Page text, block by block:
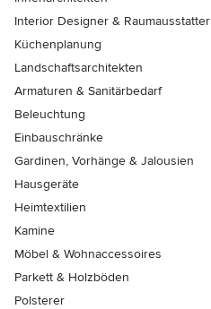
Interior Designer & Raumausstatter
Küchenplanung
Landschaftsarchitekten
Armaturen & Sanitärbedarf
Beleuchtung
Einbauschränke
Gardinen, Vorhänge & Jalousien
Hausgeräte
Heimtextilien
Kamine
Möbel & Wohnaccessoires
Parkett & Holzböden
Polsterer